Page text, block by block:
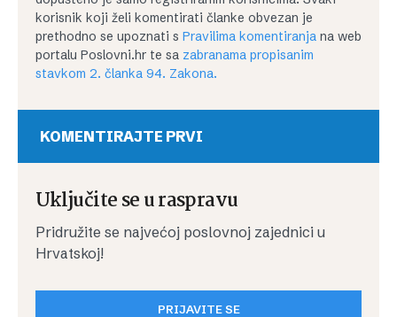
korisnik koji želi komentirati članke obvezan je
prethodno se upoznati s Pravilima komentiranja na web
portalu Poslovni.hr te sa zabranama propisanim
stavkom 2. članka 94. Zakona.
KOMENTIRAJTE PRVI
Uključite se u raspravu
Pridružite se najvećoj poslovnoj zajednici u
Hrvatskoj!
PRIJAVITE SE